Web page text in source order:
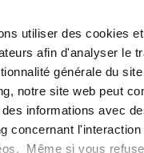
utiliser des cookies
afin d'analyser le
générale du
notre site web peut
informations avec
concernant
Même si vous
about
upcoming